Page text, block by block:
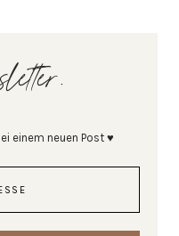
einem neuen Post ♥